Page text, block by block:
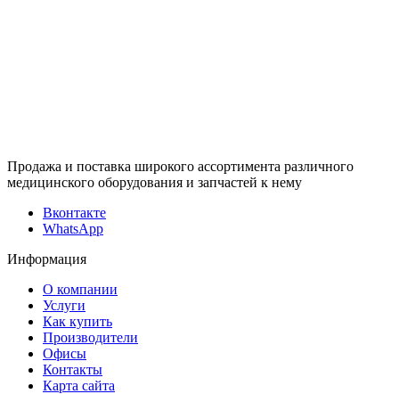
Продажа и поставка широкого ассортимента различного
медицинского оборудования и запчастей к нему
Вконтакте
WhatsApp
Информация
О компании
Услуги
Как купить
Производители
Офисы
Контакты
Карта сайта